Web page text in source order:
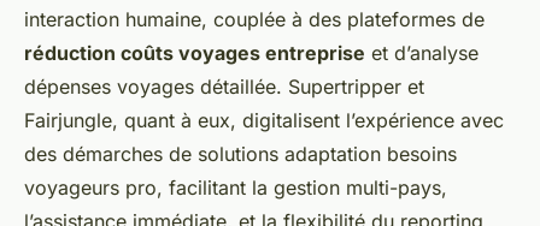
interaction humaine, couplée à des plateformes de
réduction coûts voyages entreprise et d’analyse
dépenses voyages détaillée. Supertripper et
Fairjungle, quant à eux, digitalisent l’expérience avec
des démarches de solutions adaptation besoins
voyageurs pro, facilitant la gestion multi-pays,